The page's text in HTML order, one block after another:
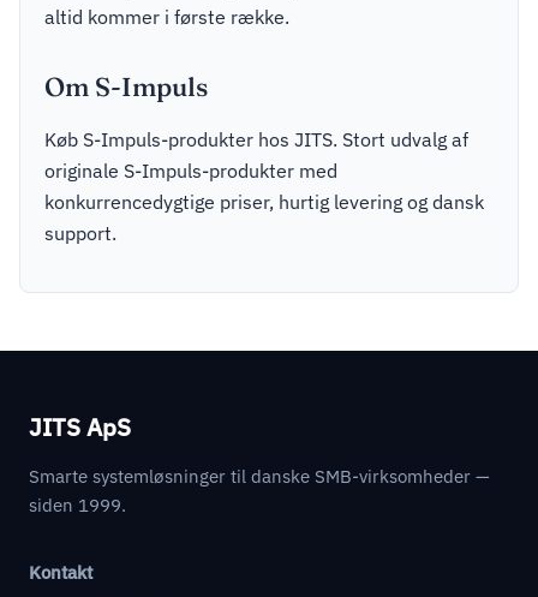
altid kommer i første række.
Om S-Impuls
Køb S-Impuls-produkter hos JITS. Stort udvalg af
originale S-Impuls-produkter med
konkurrencedygtige priser, hurtig levering og dansk
support.
JITS ApS
Smarte systemløsninger til danske SMB-virksomheder —
siden 1999.
Kontakt